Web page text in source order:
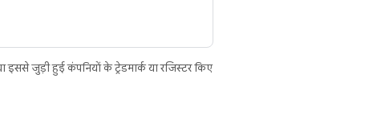
जुड़ी हुई कंपनियों के ट्रेडमार्क या रजिस्टर किए